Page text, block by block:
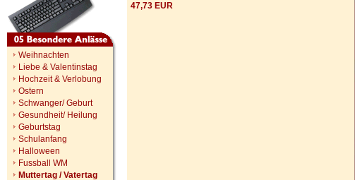
Weihnachten
Liebe & Valentinstag
Hochzeit & Verlobung
Ostern
Schwanger/ Geburt
Gesundheit/ Heilung
Geburtstag
Schulanfang
Halloween
Fussball WM
Muttertag / Vatertag
47,73 EUR